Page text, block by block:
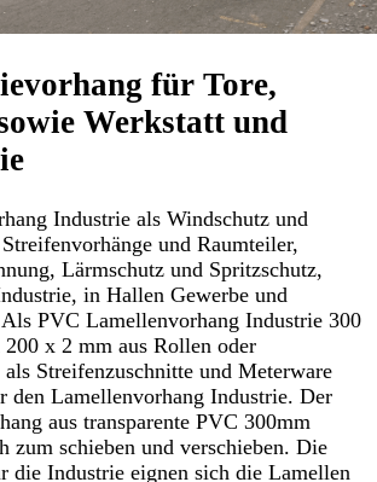
für Tore,
Werkstatt und
Industrie als Windschutz und
und Raumteiler,
Lärmschutz und Spritzschutz,
in Hallen Gewerbe und
PVC Lamellenvorhang Industrie 300
x 2 mm aus Rollen oder
Streifenzuschnitte und Meterware
den Lamellenvorhang Industrie. Der
aus transparente PVC 300mm
zum schieben und verschieben. Die
die Industrie eignen sich die Lamellen